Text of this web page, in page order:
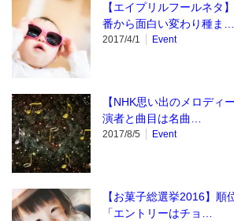
【エイプリルフールネタ
番から面白い変わり種ま…
2017/4/1 Event
【NHK思い出のメロディ
演者と曲目は名曲…
2017/8/5 Event
【お菓子総選挙2016】順
「エントリーはチョ…